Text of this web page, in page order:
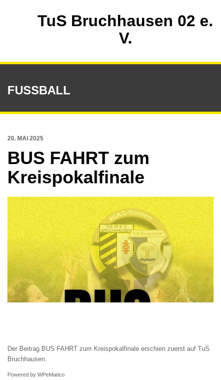
TuS Bruchhausen 02 e.
V.
FUSSBALL
20. MAI 2025
BUS FAHRT zum
Kreispokalfinale
Der Beitrag BUS FAHRT zum Kreispokalfinale erschien zuerst auf TuS
Bruchhausen
Powered by WPeMatico